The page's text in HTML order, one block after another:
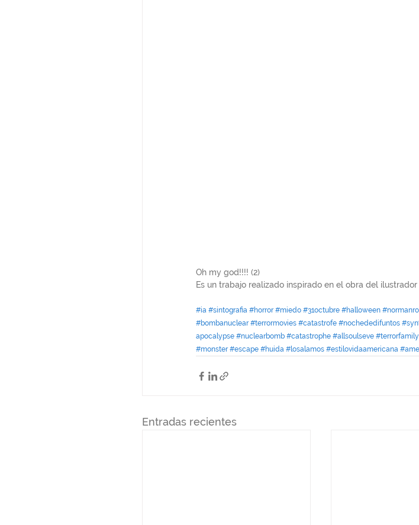
Oh my god!!!! (2)
Es un trabajo realizado inspirado en el obra del
#ia #sintografia #horror #miedo #31octubre #halloween
#bombanuclear #terrormovies #catastrofe #nochededifuntos
apocalypse #nuclearbomb #catastrophe #allsoulseve #terrorfamily
#monster #escape #huida #losalamos #estilovidaamericana
Entradas recientes